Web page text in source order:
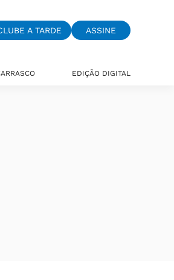
A TARDE ASSINE
EDIÇÃO DIGITAL